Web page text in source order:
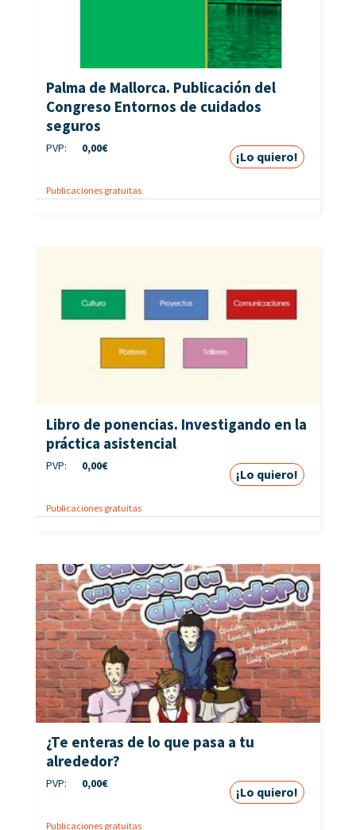
Palma de Mallorca. Publicación del
Congreso Entornos de cuidados
seguros
PVP: 0,00€
¡Lo quiero!
Publicaciones gratuitas
Libro de ponencias. Investigando en la
práctica asistencial
PVP: 0,00€
¡Lo quiero!
Publicaciones gratuitas
¿Te enteras de lo que pasa a tu
alrededor?
PVP: 0,00€
¡Lo quiero!
Publicaciones gratuitas